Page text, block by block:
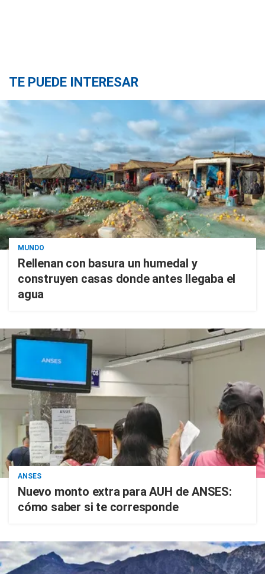
TE PUEDE INTERESAR
MUNDO
Rellenan con basura un humedal y
construyen casas donde antes llegaba el
agua
ANSES
Nuevo monto extra para AUH de ANSES:
cómo saber si te corresponde